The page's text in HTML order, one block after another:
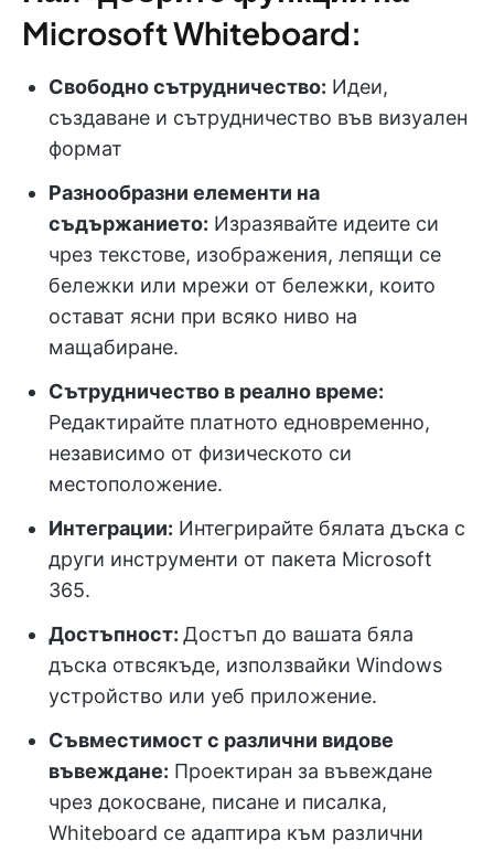
Microsoft Whiteboard:
Свободно сътрудничество: Идеи,
създаване и сътрудничество във визуален
формат
Разнообразни елементи на
съдържанието: Изразявайте идеите си
чрез текстове, изображения, лепящи се
бележки или мрежи от бележки, които
остават ясни при всяко ниво на
мащабиране.
Сътрудничество в реално време:
Редактирайте платното едновременно,
независимо от физическото си
местоположение.
Интеграции: Интегрирайте бялата дъска с
други инструменти от пакета Microsoft
365.
Достъпност: Достъп до вашата бяла
дъска отвсякъде, използвайки Windows
устройство или уеб приложение.
Съвместимост с различни видове
въвеждане: Проектиран за въвеждане
чрез докосване, писане и писалка,
Whiteboard се адаптира към различни